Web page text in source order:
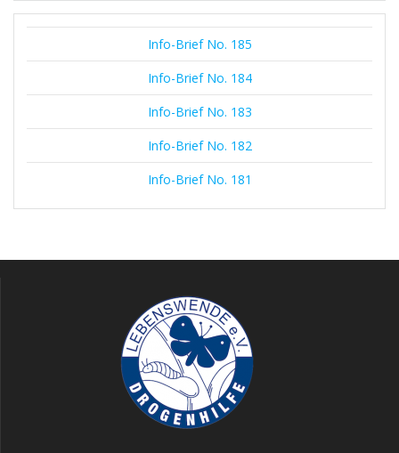
Info-Brief No. 185
Info-Brief No. 184
Info-Brief No. 183
Info-Brief No. 182
Info-Brief No. 181